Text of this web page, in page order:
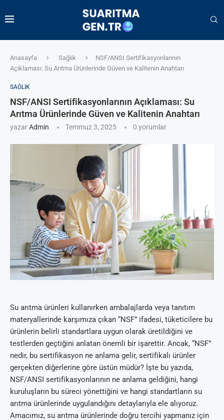
Anasayfa Sağlık
NSF/ANSI Sertifikasyonlarının
Açıklaması: Su Arıtma Ürünlerinde Güven ve Kalitenin Anahtarı
SAĞLIK
NSF/ANSI Sertifikasyonlarının Açıklaması: Su
Arıtma Ürünlerinde Güven ve Kalitenin Anahtarı
yazarAdmin Temmuz 3, 2025 0 yorumlar
Su arıtma ürünleri kullanırken ambalajlarda veya tanıtım
materyallerinde karşımıza çıkan “NSF” ifadesi, tüketicilere bu
ürünlerin belirli standartlara uygun olarak üretildiğini ve
testlerden geçtiğini anlatan önemli bir işarettir. Ancak, “NSF”
nedir, bu sertifikasyon ne anlama gelir, sertifikalı ürünler
gerçekten diğerlerine göre üstün müdür? İşte bu yazıda,
NSF/ANSI sertifikasyonlarının ne anlama geldiğini, hangi
kuruluşların bu süreci yönettiğini ve hangi standartların su
arıtma ürünlerinde uygulandığını detaylarıyla ele alıyoruz.
Amacımız, su arıtma ürünlerinde doğru tercihi yapmanız için